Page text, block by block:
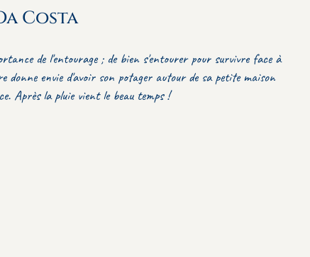
Costa
de l'entourage ; de bien s'entourer pour survivre face à
envie d'avoir son potager autour de sa petite maison
Après la pluie vient le beau temps !